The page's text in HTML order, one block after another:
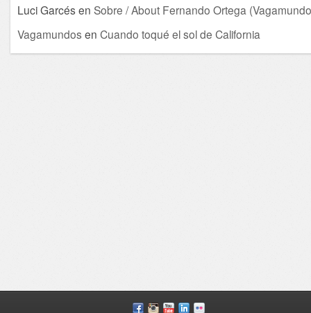
Luci Garcés en Sobre / About Fernando Ortega
Vagamundos en Cuando toqué el sol de California